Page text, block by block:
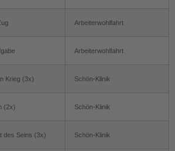
Arbeiterwohlfahrt
Arbeiterwohlfahrt
Krieg (3x) Schön-Klinik
(2x) Schön-Klinik
des Seins (3x) Schön-Klinik